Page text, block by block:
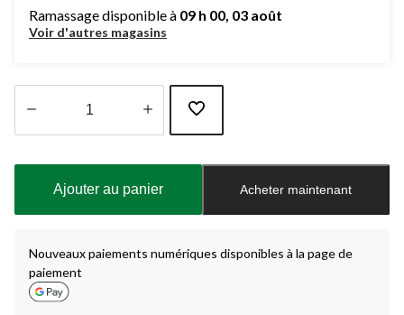
Ramassage disponible à 09 h 00, 03 août
Voir d'autres magasins
à
Ajouter au panier Acheter maintenant
Nouveaux paiements numériques disponibles à la page de
paiement